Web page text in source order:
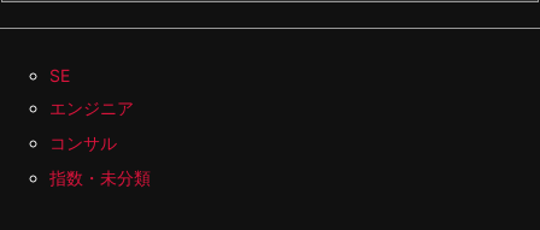
SE
エンジニア
コンサル
指数・未分類